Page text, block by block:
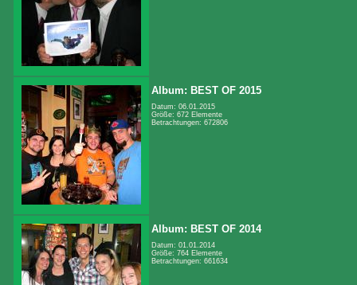
Album: BEST OF 2015
Datum: 06.01.2015
Größe: 672 Elemente
Betrachtungen: 672806
Album: BEST OF 2014
Datum: 01.01.2014
Größe: 764 Elemente
Betrachtungen: 661634